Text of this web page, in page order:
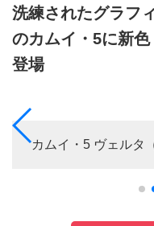
洗練されたグラフ
のカムイ・5に新
登場
カムイ・5 ヴェルタ